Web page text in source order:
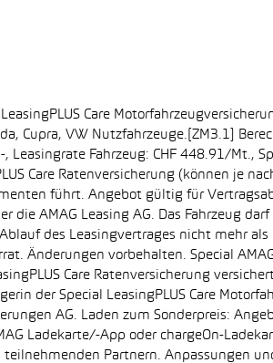
Care
Cupra, VW Nutzfahrzeuge.[ZM3.1]
Leasingrate Fahrzeug: CHF 448.91/Mt.,
Care Ratenversicherung (können je
führt. Angebot gültig für
AMAG Leasing AG. Das Fahrzeug
des Leasingvertrages nicht mehr als
Änderungen vorbehalten. Special
Care Ratenversicherung
der Special LeasingPLUS Care
AG. Laden zum Sonderpreis:
Ladekarte/-App oder chargeOn-
Partnern. Anpassungen